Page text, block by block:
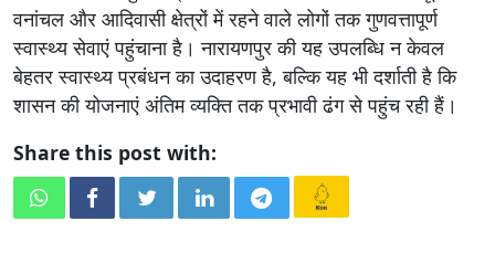
वनांचल और आदिवासी क्षेत्रों में रहने वाले लोगों तक गुणवत्तापूर्ण
स्वास्थ्य सेवाएं पहुंचाना है। नारायणपुर की यह उपलब्धि न केवल
बेहतर स्वास्थ्य प्रबंधन का उदाहरण है, बल्कि यह भी दर्शाती है कि
शासन की योजनाएं अंतिम व्यक्ति तक प्रभावी ढंग से पहुंच रही हैं।
Share this post with: